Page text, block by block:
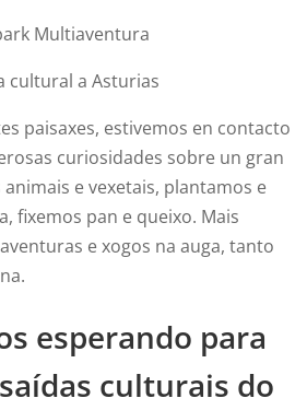
Multiaventura
cultural a Asturias
paisaxes, estivemos en contacto
curiosidades sobre un gran
e vexetais, plantamos e
fixemos pan e queixo. Mais
e xogos na auga, tanto
esperando para
culturais do